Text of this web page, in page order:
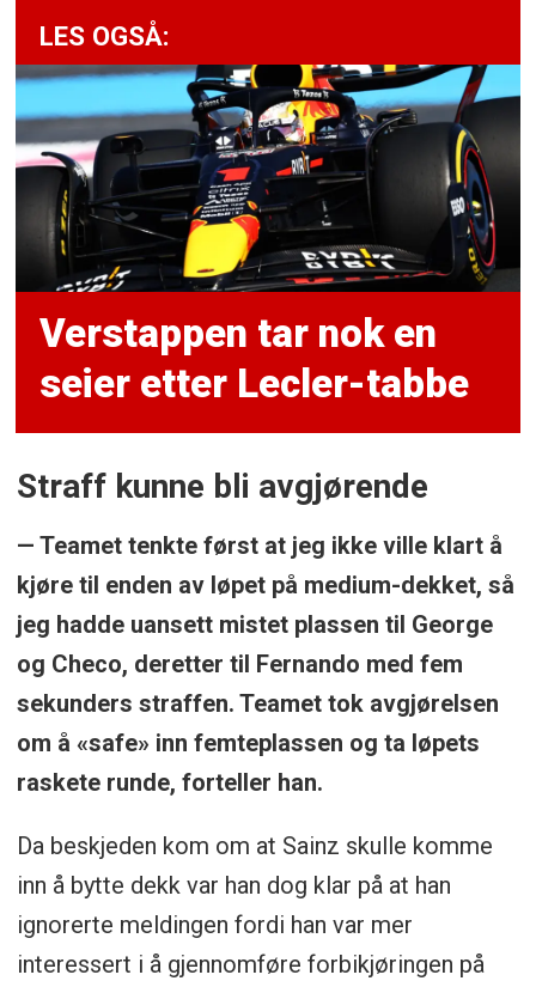
LES OGSÅ:
Verstappen tar nok en
seier etter Lecler-tabbe
Straff kunne bli avgjørende
— Teamet tenkte først at jeg ikke ville klart å
kjøre til enden av løpet på medium-dekket, så
jeg hadde uansett mistet plassen til George
og Checo, deretter til Fernando med fem
sekunders straffen. Teamet tok avgjørelsen
om å «safe» inn femteplassen og ta løpets
raskete runde, forteller han.
Da beskjeden kom om at Sainz skulle komme
inn å bytte dekk var han dog klar på at han
ignorerte meldingen fordi han var mer
interessert i å gjennomføre forbikjøringen på